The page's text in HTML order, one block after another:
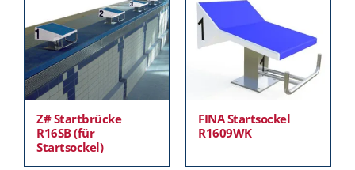
Z# Startbrücke
R16SB (für
Startsockel)
FINA Startsockel
R1609WK